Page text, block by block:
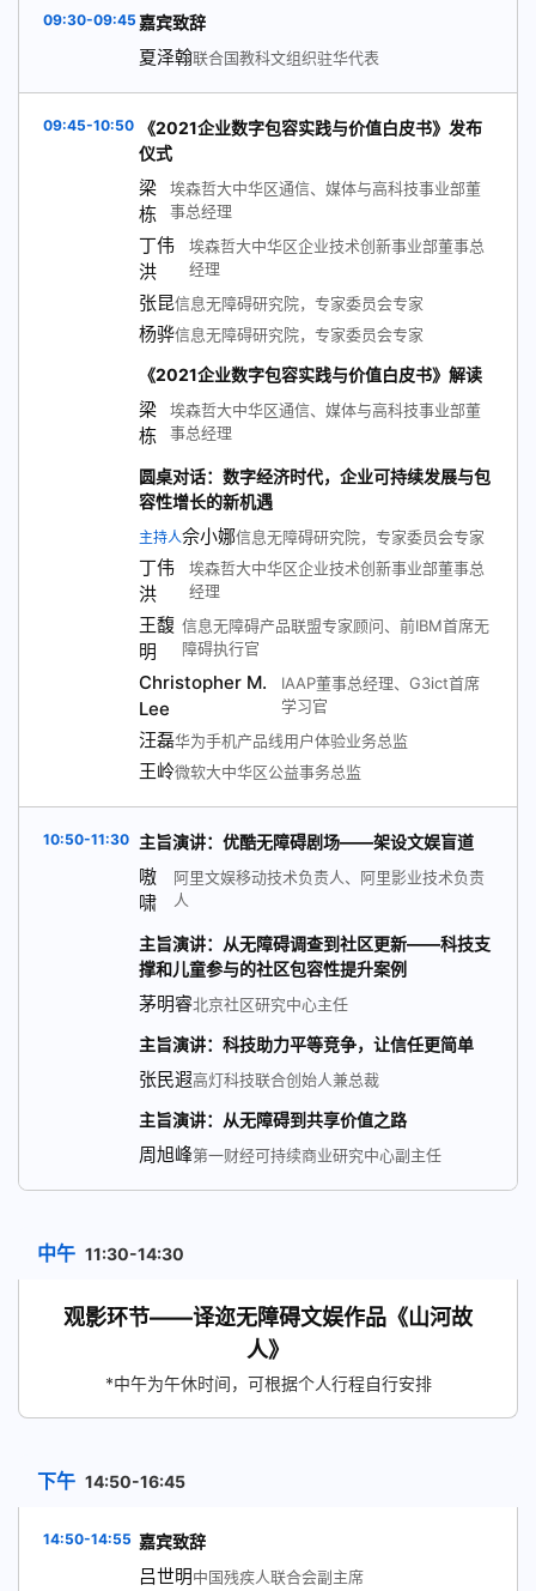
09:30-09:45 嘉宾致辞
夏泽翰联合国教科文组织驻华代表
09:45-10:50
《2021企业数字包容实践与价值白皮书》发布
仪式
梁
栋
埃森哲大中华区通信、媒体与高科技事业部董
事总经理
丁伟
洪
埃森哲大中华区企业技术创新事业部董事总
经理
张昆信息无障碍研究院，专家委员会专家
杨骅信息无障碍研究院，专家委员会专家
《2021企业数字包容实践与价值白皮书》解读
梁
栋
埃森哲大中华区通信、媒体与高科技事业部董
事总经理
圆桌对话：数字经济时代，企业可持续发展与包
容性增长的新机遇
主持人佘小娜信息无障碍研究院，专家委员会专家
丁伟
洪
埃森哲大中华区企业技术创新事业部董事总
经理
王馥
明
信息无障碍产品联盟专家顾问、前IBM首席无
障碍执行官
Christopher M.
Lee
IAAP董事总经理、G3ict首席
学习官
汪磊华为手机产品线用户体验业务总监
王岭微软大中华区公益事务总监
10:50-11:30 主旨演讲：优酷无障碍剧场——架设文娱盲道
嗷
啸
阿里文娱移动技术负责人、阿里影业技术负责
人
主旨演讲：从无障碍调查到社区更新——科技支
撑和儿童参与的社区包容性提升案例
茅明睿北京社区研究中心主任
主旨演讲：科技助力平等竞争，让信任更简单
张民遐高灯科技联合创始人兼总裁
主旨演讲：从无障碍到共享价值之路
周旭峰第一财经可持续商业研究中心副主任
中午 11:30-14:30
观影环节——译迩无障碍文娱作品《山河故
人》
*中午为午休时间，可根据个人行程自行安排
下午 14:50-16:45
14:50-14:55 嘉宾致辞
吕世明中国残疾人联合会副主席